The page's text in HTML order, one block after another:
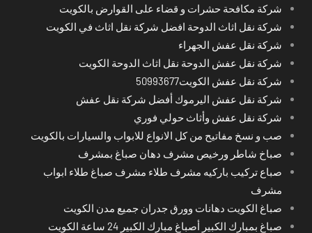
شركة مكافحة حشرات و قضاء على القوارض بالكويت
شركة نقل اثاث الدوحة افضل شركة نقل اثاث في الكويت
شركة نقل عفش الجهراء
شركة نقل عفش الدوحة نقل اثاث الدوحة الكويت
شركة نقل عفش الكويت50993677
شركة نقل عفش اليرموك أفضل شركة نقل عفش
شركة نقل عفش وأثاث حولي فوري
صب و نسخ مفاتيح من كل الانواع للابواب والسيارات بالكويت
صباخ شاطر ورخيص مشرف دهان صباغ بمشرف
صباع تركيب باركيه مشرف طلاء مشرف صباغ طلاء ابواب
مشرف
صباغ الكويت دهانات وورق جدران جميع مدن الكويت
صباغ بمبارك الكبير أصباغ مبارك الكبير 24 ساعة الكويت